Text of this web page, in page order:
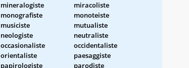
mineralogiste
miracoliste
monografiste
monoteiste
musiciste
mutualiste
neologiste
neutraliste
occasionaliste
occidentaliste
orientaliste
paesaggiste
papirologiste
parodiste